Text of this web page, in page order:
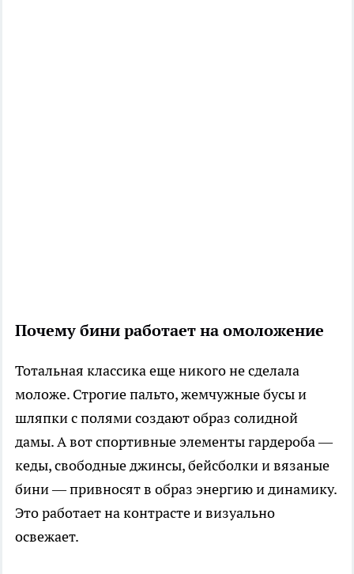
Почему бини работает на омоложение
Тотальная классика еще никого не сделала
моложе. Строгие пальто, жемчужные бусы и
шляпки с полями создают образ солидной
дамы. А вот спортивные элементы гардероба —
кеды, свободные джинсы, бейсболки и вязаные
бини — привносят в образ энергию и динамику.
Это работает на контрасте и визуально
освежает.